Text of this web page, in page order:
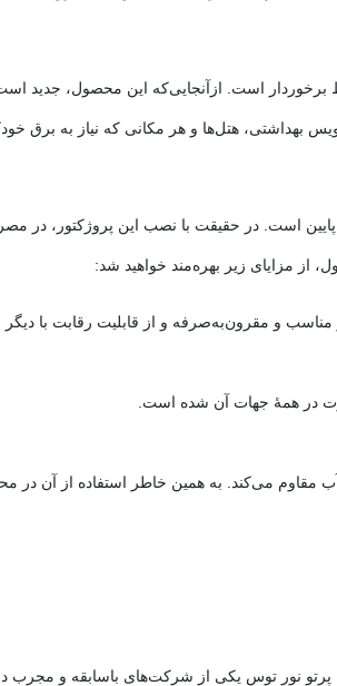
برخوردار است. ازآنجایی‌که این محصول،
بهداشتی، هتل‌ها و هر مکانی که نیاز به برق
است و مصرف برق آن بسیار پایین است. در حقیقت با
از مزایای زیر بهره‌مند خواهید شد:
می‌دهد، بسیار مناسب و مقرون‌به‌صرفه و از قابلیت
در همۀ جهات آن شده است.
بسیار مناسب است. پرتو نور توس یکی از شرکت‌های